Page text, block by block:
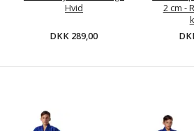
Hvid
DKK 289,00
2 cm -